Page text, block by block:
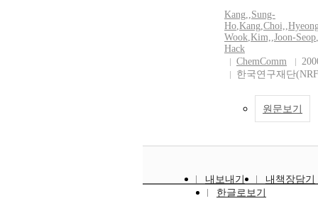
Kang,,Sung-
Ho,Kang,Choi,,
Wook,Kim,,Joon-Seop,
Hack
ChemComm
한국연구재단
원문보기
내보내기
내책장담기
한글로보기